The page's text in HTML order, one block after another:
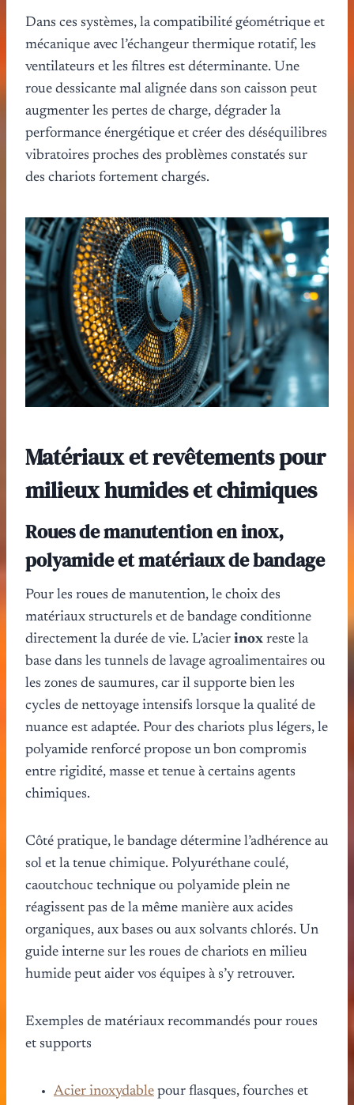
Dans ces systèmes, la compatibilité géométrique et
mécanique avec l’échangeur thermique rotatif, les
ventilateurs et les filtres est déterminante. Une
roue dessicante mal alignée dans son caisson peut
augmenter les pertes de charge, dégrader la
performance énergétique et créer des déséquilibres
vibratoires proches des problèmes constatés sur
des chariots fortement chargés.
Matériaux et revêtements pour
milieux humides et chimiques
Roues de manutention en inox,
polyamide et matériaux de bandage
Pour les roues de manutention, le choix des
matériaux structurels et de bandage conditionne
directement la durée de vie. L’acier inox reste la
base dans les tunnels de lavage agroalimentaires ou
les zones de saumures, car il supporte bien les
cycles de nettoyage intensifs lorsque la qualité de
nuance est adaptée. Pour des chariots plus légers, le
polyamide renforcé propose un bon compromis
entre rigidité, masse et tenue à certains agents
chimiques.
Côté pratique, le bandage détermine l’adhérence au
sol et la tenue chimique. Polyuréthane coulé,
caoutchouc technique ou polyamide plein ne
réagissent pas de la même manière aux acides
organiques, aux bases ou aux solvants chlorés. Un
guide interne sur les roues de chariots en milieu
humide peut aider vos équipes à s’y retrouver.
Exemples de matériaux recommandés pour roues
et supports
Acier inoxydable pour flasques, fourches et